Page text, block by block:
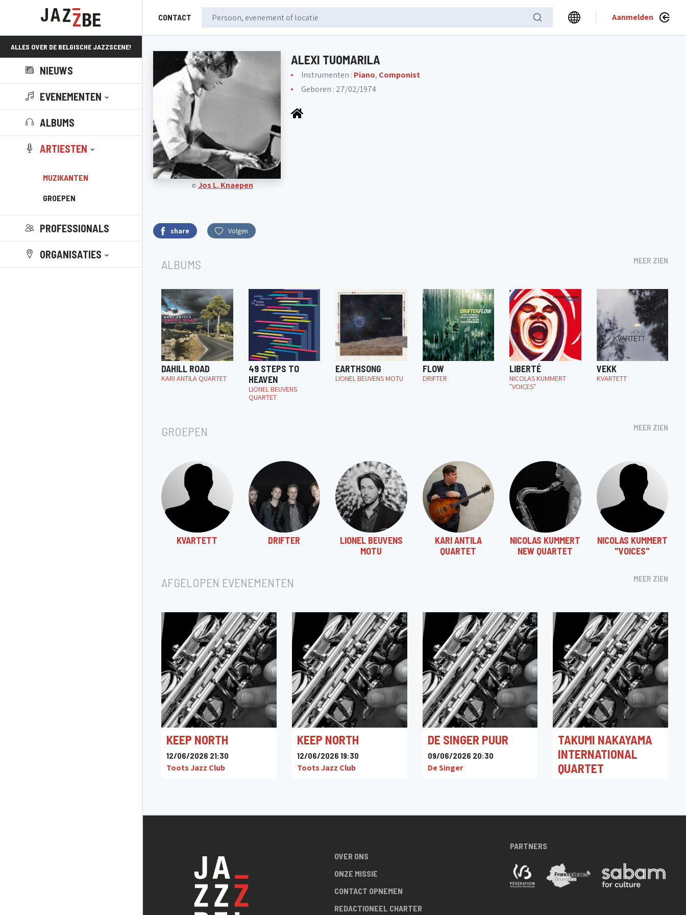
CONTACT Aanmelden
ALLES OVER DE BELGISCHE JAZZSCENE!
NIEUWS
EVENEMENTEN
ALBUMS
ARTIESTEN
MUZIKANTEN
GROEPEN
PROFESSIONALS
ORGANISATIES
© Jos L. Knaepen
ALEXI TUOMARILA
Instrumenten : Piano, Componist
Geboren : 27/02/1974
share Volgen
ALBUMS MEER ZIEN
DAHILL ROAD
KARI ANTILA QUARTET
49 STEPS TO
HEAVEN
LIONEL BEUVENS
QUARTET
EARTHSONG
LIONEL BEUVENS MOTU
FLOW
DRIFTER
LIBERTÉ
NICOLAS KUMMERT
"VOICES"
VEKK
KVARTETT
GROEPEN MEER ZIEN
KVARTETT DRIFTER
LIONEL BEUVENS
MOTU
KARI ANTILA
QUARTET
NICOLAS KUMMERT
NEW QUARTET
NICOLAS KUMMERT
"VOICES"
AFGELOPEN EVENEMENTEN MEER ZIEN
KEEP NORTH
12/06/2026 21:30
Toots Jazz Club
KEEP NORTH
12/06/2026 19:30
Toots Jazz Club
DE SINGER PUUR
09/06/2026 20:30
De Singer
TAKUMI NAKAYAMA
INTERNATIONAL
QUARTET
OVER ONS
ONZE MISSIE
CONTACT OPNEMEN
REDACTIONEEL CHARTER
PARTNERS